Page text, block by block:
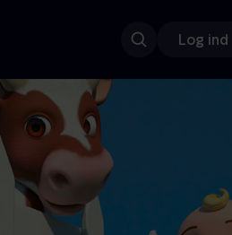
Log ind